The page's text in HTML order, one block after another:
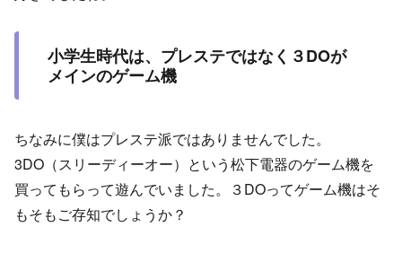
小学生時代は、プレステではなく３DOが
メインのゲーム機
ちなみに僕はプレステ派ではありませんでした。
3DO（スリーディーオー）という松下電器のゲーム機を
買ってもらって遊んでいました。３DOってゲーム機はそ
もそもご存知でしょうか？